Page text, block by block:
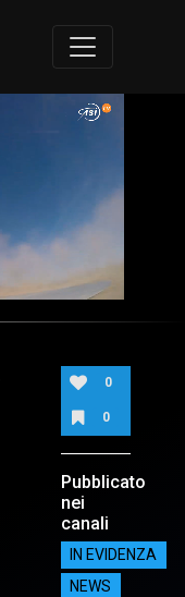
0
0
Pubblicato
nei
canali
IN EVIDENZA
NEWS